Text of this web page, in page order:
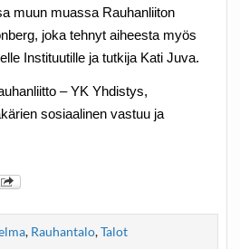
muun muassa Rauhanliiton
joka tehnyt aiheesta myös
Instituutille ja tutkija Kati Juva.
– YK Yhdistys,
sosiaalinen vastuu ja
, Rauhantalo,Talot